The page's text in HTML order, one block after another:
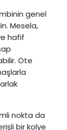
genel
Mesela,
hafif
Öte
nokta da
bir kolye